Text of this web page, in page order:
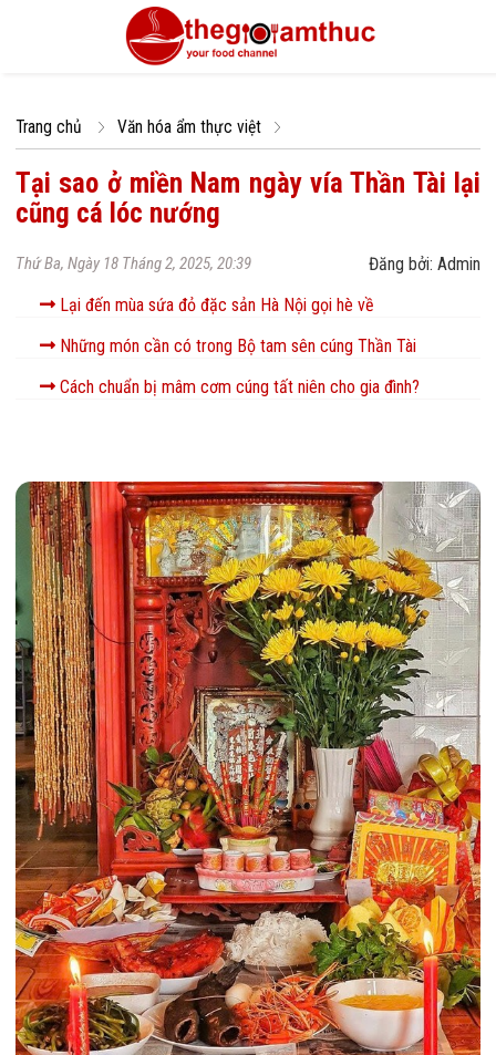
Trang chủ Văn hóa ẩm thực việt
Tại sao ở miền Nam ngày vía Thần Tài lại
cũng cá lóc nướng
Thứ Ba, Ngày 18 Tháng 2, 2025, 20:39
Đăng bởi: Admin
Lại đến mùa sứa đỏ đặc sản Hà Nội gọi hè về
Những món cần có trong Bộ tam sên cúng Thần Tài
Cách chuẩn bị mâm cơm cúng tất niên cho gia đình?